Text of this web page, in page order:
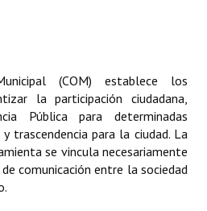
- Registro
(COM) establece los
la participación ciudadana,
Pública para determinadas
trascendencia para la ciudad. La
se vincula necesariamente
comunicación entre la sociedad